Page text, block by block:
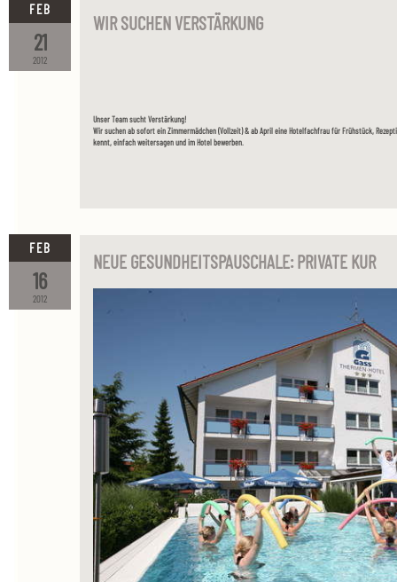
2012
21
FEB
WIR SUCHEN VERSTÄRKUNG
Unser Team sucht Verstärkung!
Wir suchen ab sofort ein Zimmermädchen (Vollzeit) & ab April eine Hotelfachfrau für Frühstück,
kennt, einfach weitersagen und im Hotel bewerben.
2012
16
FEB
NEUE GESUNDHEITSPAUSCHALE: PRIVATE KUR